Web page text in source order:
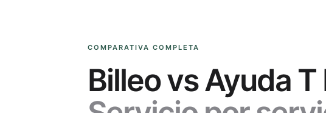
COMPARATIVA COMPLETA
Billeo vs Ayuda T